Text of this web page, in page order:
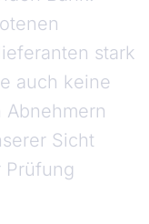
stark
auch keine
Sicht
Prüfung